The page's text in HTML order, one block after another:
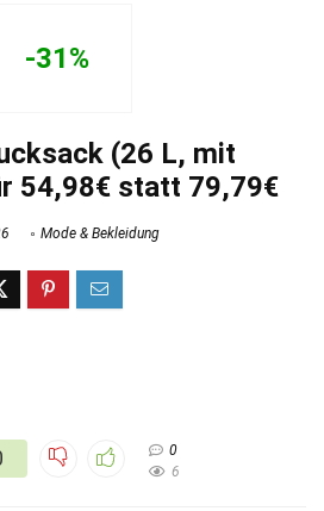
-31%
(26 L, mit
54,98€ statt 79,79€
Mode & Bekleidung
0
6